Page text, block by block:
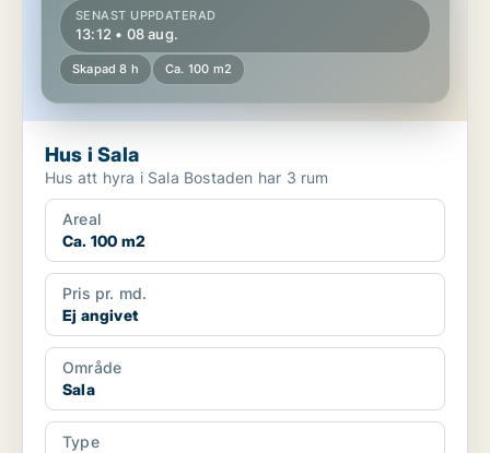
SENAST UPPDATERAD
13:12 • 08 aug.
Skapad 8 h Ca. 100 m2
Hus i Sala
Hus att hyra i Sala Bostaden har 3 rum
Areal
Ca. 100 m2
Pris pr. md.
Ej angivet
Område
Sala
Type